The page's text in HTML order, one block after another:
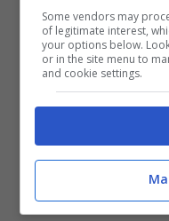
essere il volano
cultura – le
ingiustamente
piano e di
e talenti. Lo
del Premio a
determinazione
Some vendors may
of legitimate interest,
your options below.
or in the site menu to
and cookie settings.